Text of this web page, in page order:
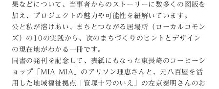
果などについて、当事者からのストーリーに数多くの図版を
加え、プロジェクトの魅力や可能性を紐解いています。
公と私が溶けあい、まちとつながる居場所（ローカルコモン
ズ）の10の実践から、次のまちづくりのヒントとデザイン
の現在地がわかる一冊です。
同書の発刊を記念して、表紙にもなった東長崎のコーヒーシ
ョップ「MIA MIA」のアリソン理恵さんと、元八百屋を活
用した地域福祉拠点「笹塚十号のいえ」の左京泰明さんのお